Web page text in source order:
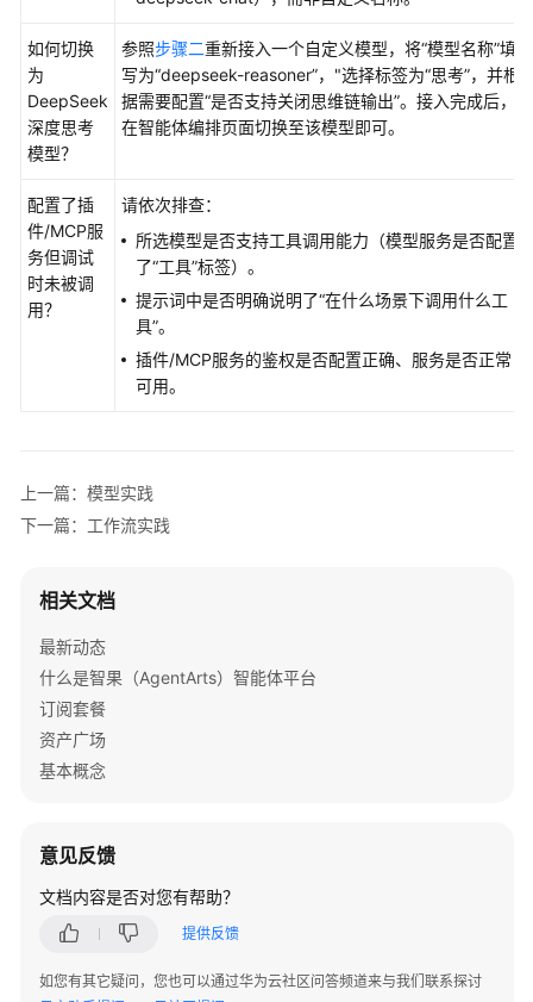
如何切换
为
DeepSeek
深度思考
模型？
参照步骤二重新接入一个自定义模型，将“模型名称”填
写为“deepseek-reasoner”，"选择标签为“思考”，并根
据需要配置“是否支持关闭思维链输出”。接入完成后，
在智能体编排页面切换至该模型即可。
配置了插
件/MCP服
务但调试
时未被调
用？
请依次排查：
所选模型是否支持工具调用能力（模型服务是否配置
了“工具”标签）。
提示词中是否明确说明了“在什么场景下调用什么工
具”。
插件/MCP服务的鉴权是否配置正确、服务是否正常
可用。
上一篇：模型实践
下一篇：工作流实践
相关文档
最新动态
什么是智果（AgentArts）智能体平台
订阅套餐
资产广场
基本概念
意见反馈
文档内容是否对您有帮助？
提供反馈
如您有其它疑问，您也可以通过华为云社区问答频道来与我们联系探讨